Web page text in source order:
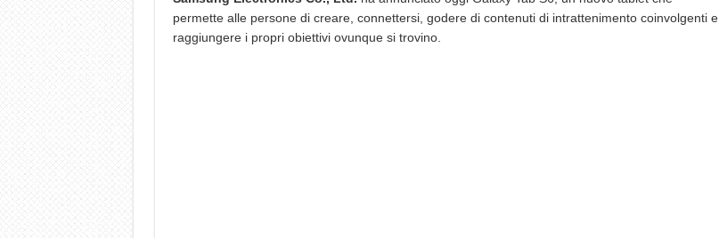
a
fine
permette alle persone di creare, connettersi, godere di contenuti di intrattenimento coinvolgenti e
raggiungere i propri obiettivi ovunque si trovino.